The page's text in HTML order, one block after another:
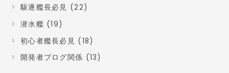
駆逐艦長必見 (22)
潜水艦 (19)
初心者艦長必見 (18)
開発者ブログ関係 (13)